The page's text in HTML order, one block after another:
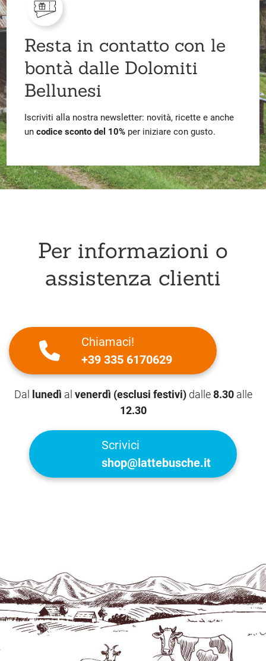
Resta in contatto con le
bontà dalle Dolomiti
Bellunesi
Iscriviti alla nostra newsletter: novità, ricette e anche
uncodice sconto del 10% per iniziare con gusto.
Per informazioni o
assistenza clienti
Chiamaci!
+39 335 6170629
Dal lunedì al venerdì (esclusi festivi) dalle8.30alle
12.30
Scrivici
shop@lattebusche.it